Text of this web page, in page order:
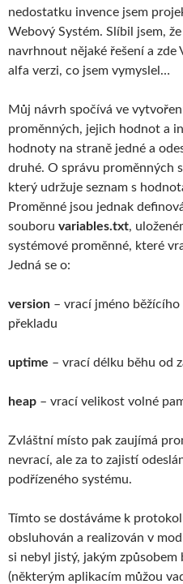
nedostatku invence jsem
Webový Systém. Slíbil jsem,
navrhnout nějaké řešení a
alfa verzi, co jsem vymyslel…
Můj návrh spočívá ve
proměnných, jejich hodnot a
hodnoty na straně jedné a
druhé. O správu proměnných
který udržuje seznam s
Proměnné jsou jednak
souboru variables.txt,
systémové proměnné, které
Jedná se o:
version – vrací jméno
překladu
uptime – vrací délku běhu od
heap – vrací velikost volné
Zvláštní místo pak zaujímá
nevrací, ale za to zajistí
podřízeného systému.
Tímto se dostáváme k
obsluhován a realizován v
si nebyl jistý, jakým
(některým aplikacím můžou